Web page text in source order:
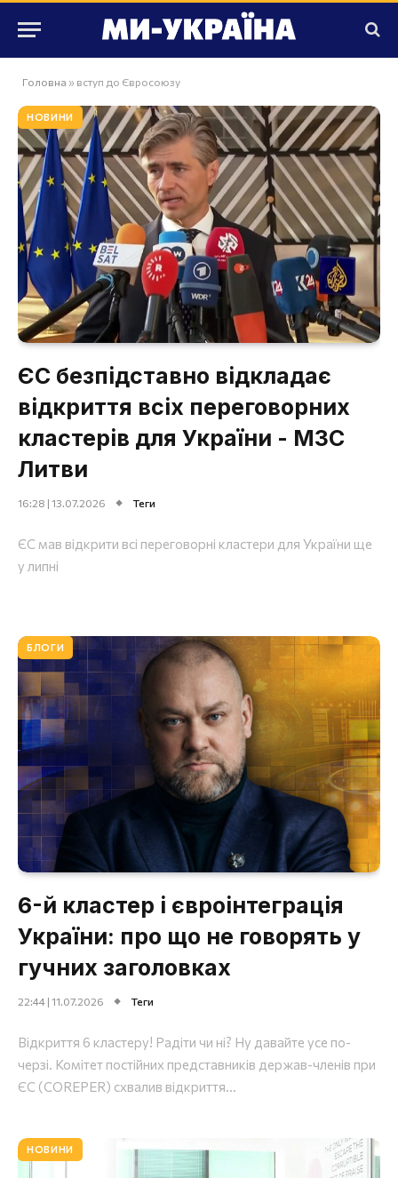
Головна » вступ до Євросоюзу
НОВИНИ
ЄС безпідставно відкладає
відкриття всіх переговорних
кластерів для України - МЗС
Литви
16:28 | 13.07.2026 Теги
ЄС мав відкрити всі переговорні кластери для України ще
у липні
БЛОГИ
6-й кластер і євроінтеграція
України: про що не говорять у
гучних заголовках
22:44 | 11.07.2026 Теги
Відкриття 6 кластеру! Радіти чи ні? Ну давайте усе по-
черзі. Комітет постійних представників держав-членів при
ЄС (COREPER) схвалив відкриття...
НОВИНИ